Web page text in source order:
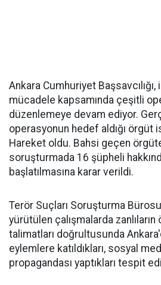
Ankara Cumhuriyet
mücadele kapsamında çeşitli
düzenlemeye devam ediyor.
operasyonun hedef aldığı örgüt
Hareket oldu. Bahsi geçen
soruşturmada 16 şüpheli
başlatılmasına karar verildi.
Terör Suçları Soruşturma
yürütülen çalışmalarda
talimatları doğrultusunda
eylemlere katıldıkları, sosyal
propagandası yaptıkları tespit